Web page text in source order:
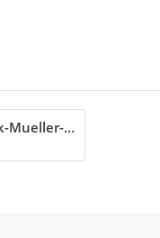
WhistleWhileYouWork-Mueller-Haas.pdf